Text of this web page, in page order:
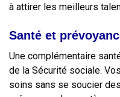
à attirer les meilleurs
Santé et
Une complémentaire
de la Sécurité sociale.
soins sans se soucier